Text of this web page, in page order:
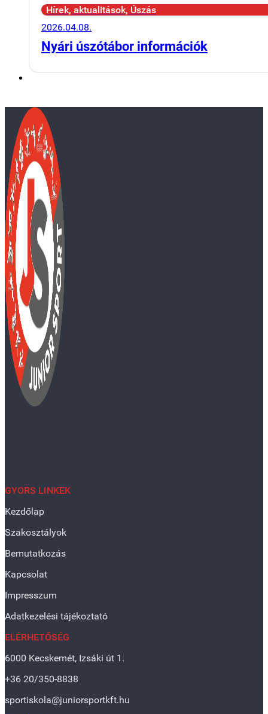
Hírek, aktualitások, Úszás
2026.04.08.
Nyári úszótábor információk
GYORS LINKEK
Kezdőlap
Szakosztályok
Bemutatkozás
Kapcsolat
Impresszum
Adatkezelési tájékoztató
ELÉRHETŐSÉG
6000 Kecskemét, Izsáki út 1.
+36 20/350-8838
sportiskola@juniorsportkft.hu